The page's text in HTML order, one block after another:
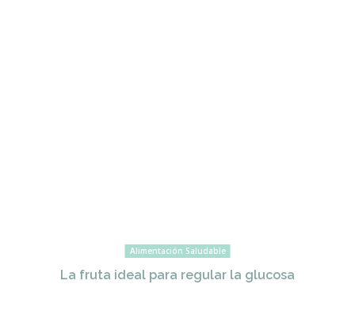
Alimentación Saludable
La fruta ideal para regular la glucosa